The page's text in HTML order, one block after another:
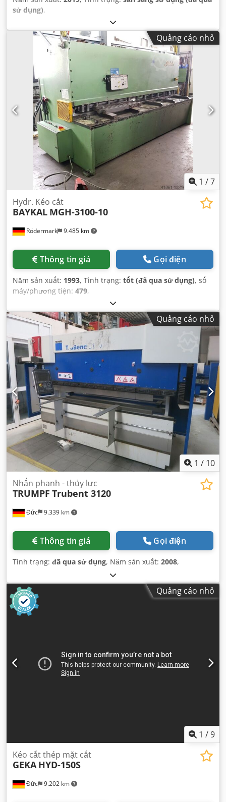
sử dụng),
Quảng cáo nhỏ
1 /7
Rödermark 9.485 km
Hydr. Kéo cắt
BAYKAL MGH-3100-10
Thông tin giá Gọi điện
Năm sản xuất: 1993, Tình trạng: tốt (đã qua sử dụng), số
máy/phương tiện: 479,
Quảng cáo nhỏ
1 / 10
Đức 9.339 km
Nhấn phanh - thủy lực
TRUMPF Trubent 3120
Thông tin giá Gọi điện
Tình trạng: đã qua sử dụng, Năm sản xuất: 2008,
Quảng cáo nhỏ
1 /9
Đức 9.202 km
Kéo cắt thép mặt cắt
GEKA HYD-150S